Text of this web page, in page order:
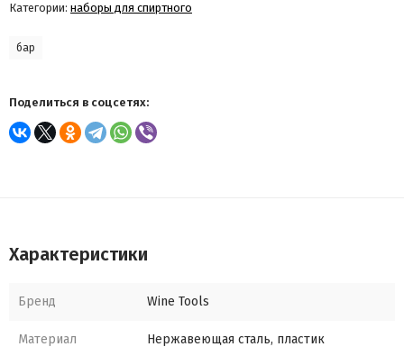
Категории: наборы для спиртного
бар
Поделиться в соцсетях:
Характеристики
Бренд Wine Tools
Материал Нержавеющая сталь, пластик